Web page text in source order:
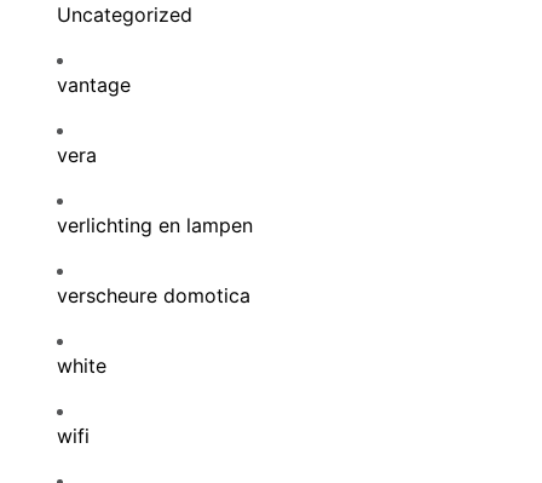
Uncategorized
vantage
vera
verlichting en lampen
verscheure domotica
white
wifi